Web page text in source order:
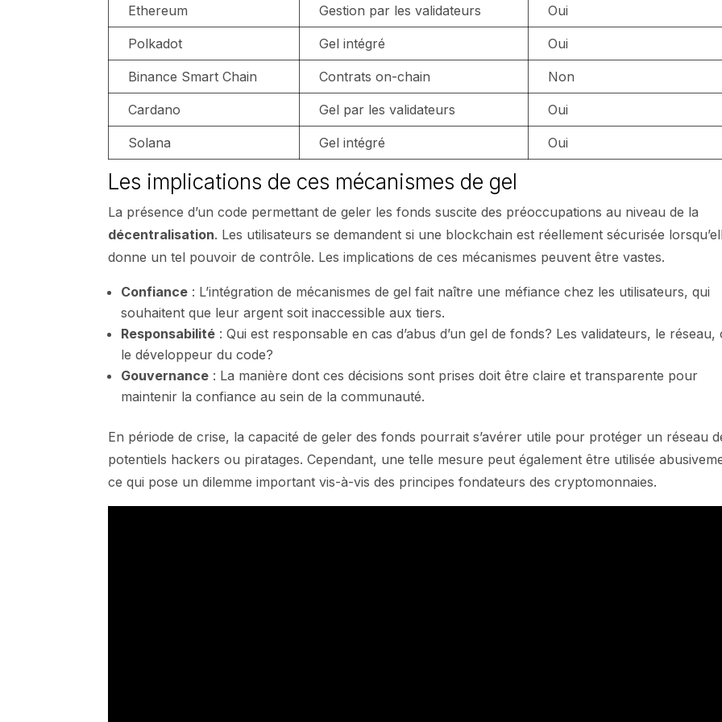
Ethereum Gestion par les validateurs Oui
Polkadot Gel intégré Oui
Binance Smart Chain Contrats on-chain Non
Cardano Gel par les validateurs Oui
Solana Gel intégré Oui
Les implications de ces mécanismes de gel
La présence d’un code permettant de geler les fonds suscite des préoccupations au niveau de la
décentralisation. Les utilisateurs se demandent si une blockchain est réellement sécurisée
donne un tel pouvoir de contrôle. Les implications de ces mécanismes peuvent être vastes.
Confiance : L’intégration de mécanismes de gel fait naître une méfiance chez les utilisateurs, qui
souhaitent que leur argent soit inaccessible aux tiers.
Responsabilité : Qui est responsable en cas d’abus d’un gel de fonds? Les validateurs, le réseau,
le développeur du code?
Gouvernance : La manière dont ces décisions sont prises doit être claire et transparente pour
maintenir la confiance au sein de la communauté.
En période de crise, la capacité de geler des fonds pourrait s’avérer utile pour protéger un réseau
potentiels hackers ou piratages. Cependant, une telle mesure peut également être utilisée
ce qui pose un dilemme important vis-à-vis des principes fondateurs des cryptomonnaies.